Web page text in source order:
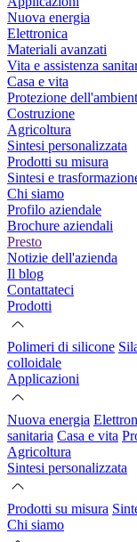
Nuova energia
Elettronica
Materiali avanzati
Vita e assistenza
Casa e vita
Protezione
Costruzione
Agricoltura
Sintesi personalizzata
Prodotti su misura
Sintesi e
Chi siamo
Profilo aziendale
Brochure aziendali
Presto
Notizie dell'azienda
Il blog
Contattateci
Prodotti
Polimeri di silicone
colloidale
Applicazioni
Nuova energia
sanitaria Casa e vita
Agricoltura
Sintesi personalizzata
Prodotti su misura
Chi siamo